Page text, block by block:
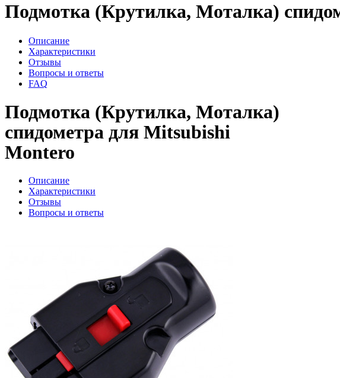
Подмотка (Крутилка, Моталка)
Описание
Характеристики
Отзывы
Вопросы и ответы
FAQ
Подмотка (Крутилка, Моталка)
спидометра для Mitsubishi
Montero
Описание
Характеристики
Отзывы
Вопросы и ответы